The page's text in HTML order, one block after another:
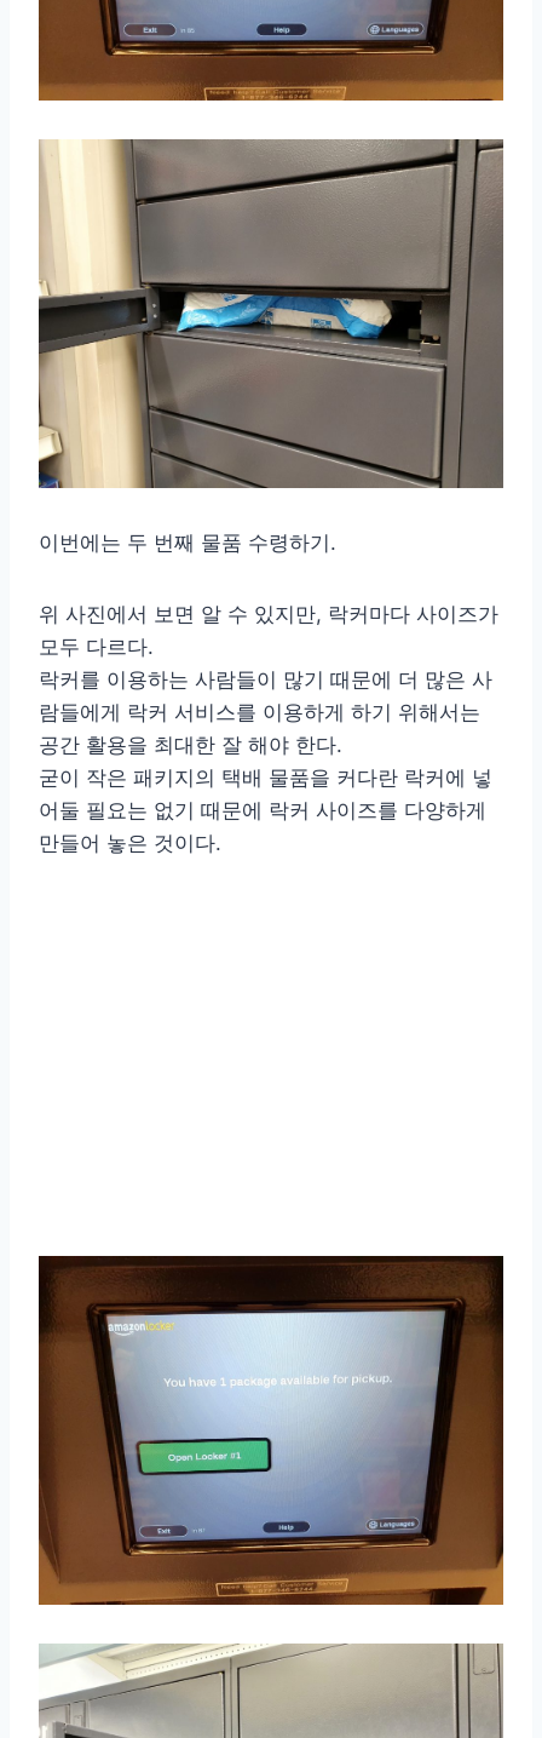
이번에는 두 번째 물품 수령하기.
위 사진에서 보면 알 수 있지만, 락커마다 사이즈가
모두 다르다.
락커를 이용하는 사람들이 많기 때문에 더 많은 사
람들에게 락커 서비스를 이용하게 하기 위해서는
공간 활용을 최대한 잘 해야 한다.
굳이 작은 패키지의 택배 물품을 커다란 락커에 넣
어둘 필요는 없기 때문에 락커 사이즈를 다양하게
만들어 놓은 것이다.